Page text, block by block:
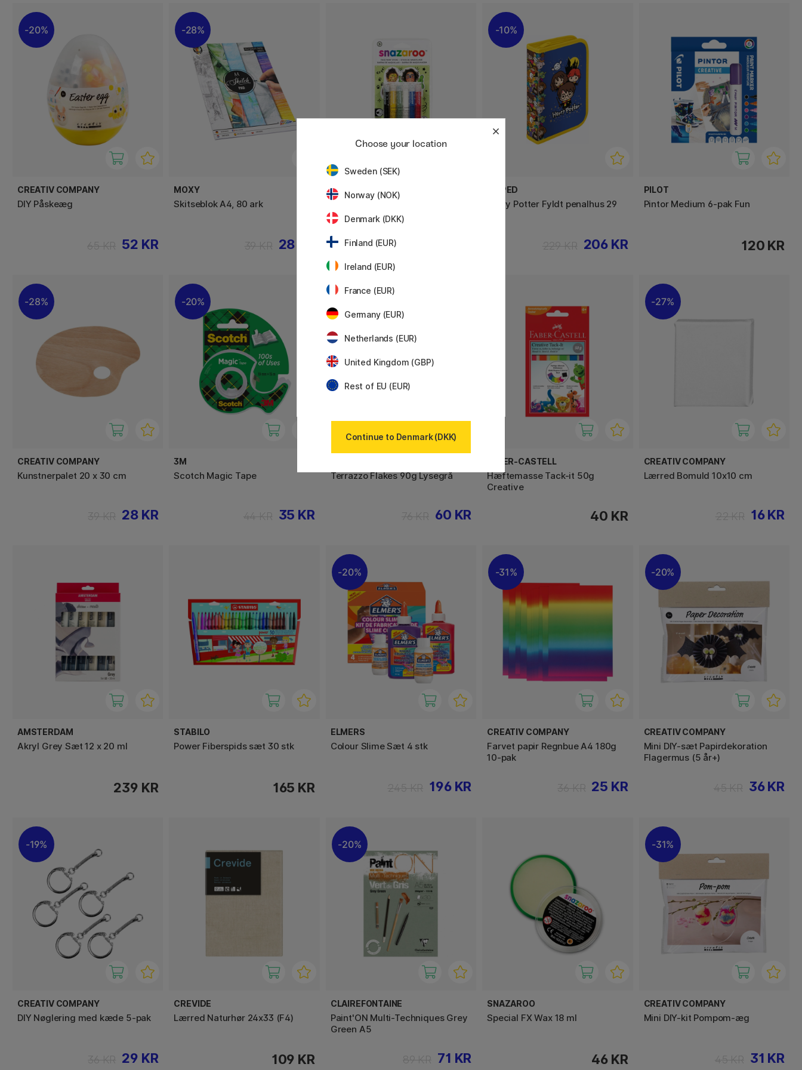
20%
CREATIV COMPANY
DIY Påskeæg
52 KR
28%
MOXY
Skitseblok A4, 80 ark
28 KR
SNAZAROO
Farvekridt 6 stk
10%
MAPED
Harry Potter Fyldt penalhus 29
206 KR
PILOT
Pintor Medium 6-pak Fun
120 KR
28%
CREATIV COMPANY
Kunstnerpalet 20 x 30 cm
28 KR
20%
3M
Scotch Magic Tape
35 KR
Terrazzo Flakes 90g Lysegrå
60 KR
FABER-CASTELL
Hæftemasse Tack-it 50g
Creative
40 KR
27%
CREATIV COMPANY
Lærred Bomuld 10x10 cm
16 KR
AMSTERDAM
Akryl Grey Sæt 12 x 20 ml
239 KR
STABILO
Power Fiberspids sæt 30 stk
165 KR
20%
ELMERS
Colour Slime Sæt 4 stk
196 KR
31%
CREATIV COMPANY
Farvet papir Regnbue A4 180g
10-pak
25 KR
20%
CREATIV COMPANY
Mini DIY-sæt Papirdekoration
Flagermus (5 år+)
36 KR
19%
CREATIV COMPANY
DIY Nøglering med kæde 5-pak
29 KR
CREVIDE
Lærred Naturhør 24x33 (F4)
109 KR
20%
CLAIREFONTAINE
Paint'ON Multi-Techniques Grey
Green A5
71 KR
SNAZAROO
Special FX Wax 18 ml
46 KR
31%
CREATIV COMPANY
Mini DIY-kit Pompom-æg
31 KR
Choose your location
Sweden (SEK)
Norway (NOK)
Denmark (DKK)
Finland (EUR)
Ireland (EUR)
France (EUR)
Germany (EUR)
Netherlands (EUR)
United Kingdom (GBP)
Rest of EU (EUR)
Continue to Denmark (DKK)